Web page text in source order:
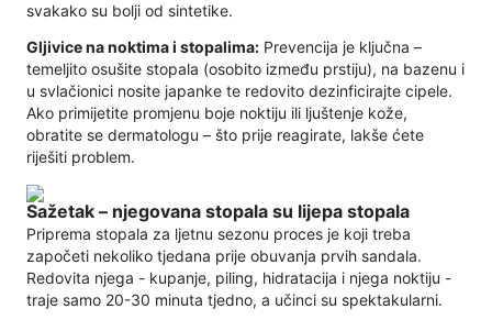
svakako su bolji od sintetike.
Gljivice na noktima i stopalima: Prevencija je ključna –
temeljito osušite stopala (osobito između prstiju), na bazenu i
u svlačionici nosite japanke te redovito dezinficirajte cipele.
Ako primijetite promjenu boje noktiju ili ljuštenje kože,
obratite se dermatologu – što prije reagirate, lakše ćete
riješiti problem.
Sažetak – njegovana stopala su lijepa stopala
Priprema stopala za ljetnu sezonu proces je koji treba
započeti nekoliko tjedana prije obuvanja prvih sandala.
Redovita njega - kupanje, piling, hidratacija i njega noktiju -
traje samo 20-30 minuta tjedno, a učinci su spektakularni.